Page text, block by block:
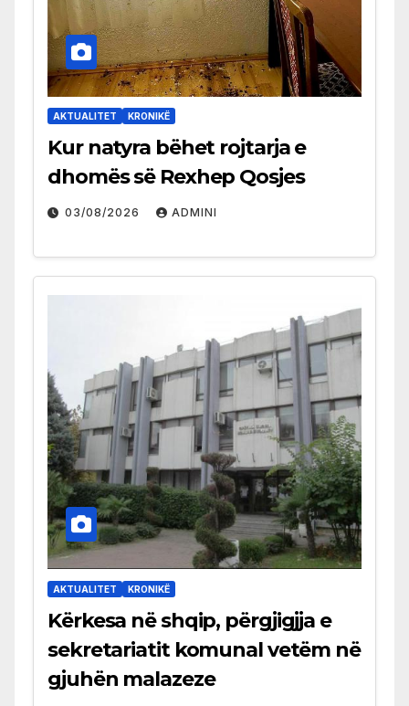
AKTUALITET KRONIKË
Kur natyra bëhet rojtarja e
dhomës së Rexhep Qosjes
03/08/2026 ADMINI
AKTUALITET KRONIKË
Kërkesa në shqip, përgjigjja e
sekretariatit komunal vetëm në
gjuhën malazeze